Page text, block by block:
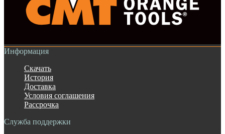
Информация
Скачать
История
Доставка
Условия соглашения
Рассрочка
Служба поддержки